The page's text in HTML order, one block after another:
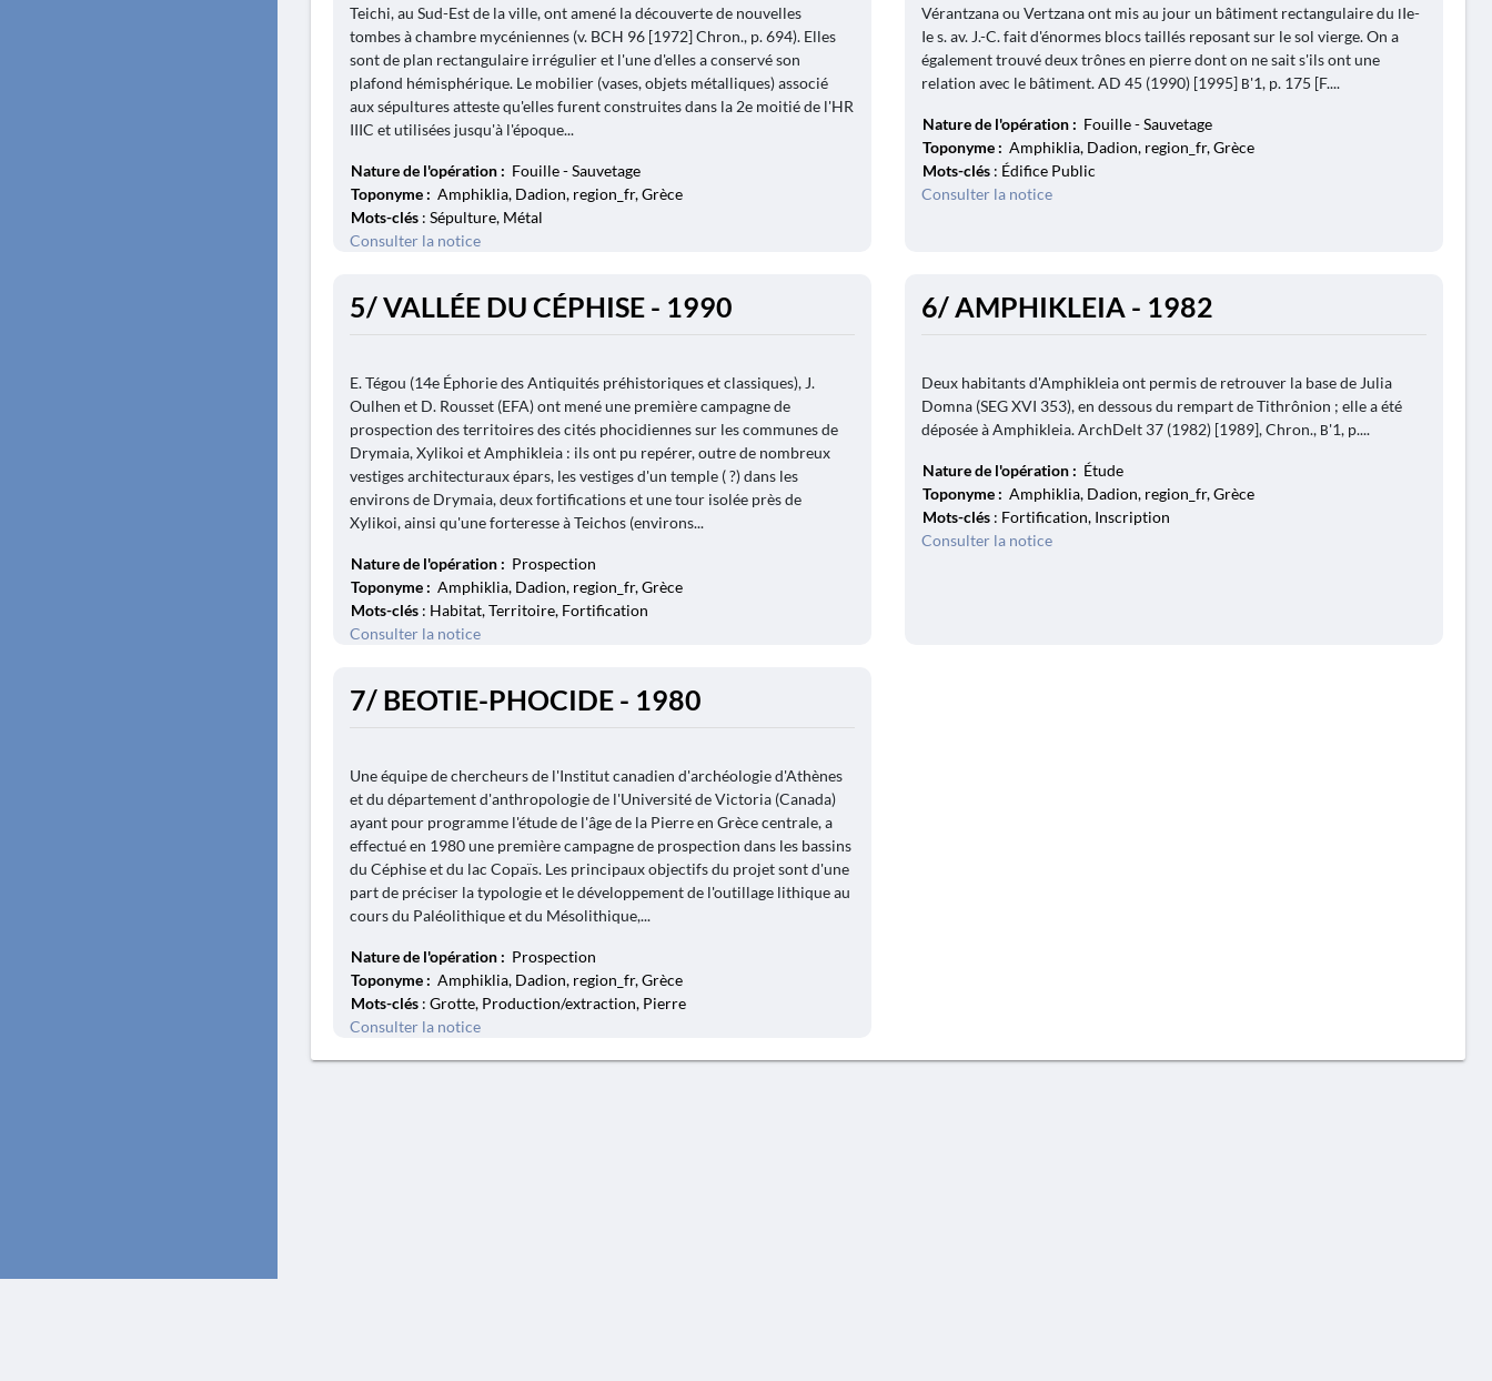
Teichi, au Sud-Est de la ville, ont amené la découverte de nouvelles
tombes à chambre mycéniennes (v. BCH 96 [1972] Chron., p. 694). Elles
sont de plan rectangulaire irrégulier et l'une d'elles a conservé son
plafond hémisphérique. Le mobilier (vases, objets métalliques) associé
aux sépultures atteste qu'elles furent construites dans la 2e moitié de l'HR
IIIC et utilisées jusqu'à l'époque...
Nature de l'opération : Fouille - Sauvetage
Toponyme : Amphiklia, Dadion, region_fr, Grèce
Mots-clés : Sépulture, Métal
Consulter la notice
Vérantzana ou Vertzana ont mis au jour un bâtiment rectangulaire du ΙIe-
Ie s. av. J.-C. fait d'énormes blocs taillés reposant sur le sol vierge. On a
également trouvé deux trônes en pierre dont on ne sait s'ils ont une
relation avec le bâtiment. AD 45 (1990) [1995] Β'1, p. 175 [F....
Nature de l'opération : Fouille - Sauvetage
Toponyme : Amphiklia, Dadion, region_fr, Grèce
Mots-clés : Édifice Public
Consulter la notice
5/ VALLÉE DU CÉPHISE - 1990
E. Tégou (14e Éphorie des Antiquités préhistoriques et classiques), J.
Oulhen et D. Rousset (EFA) ont mené une première campagne de
prospection des territoires des cités phocidiennes sur les communes de
Drymaia, Xylikoi et Amphikleia : ils ont pu repérer, outre de nombreux
vestiges architecturaux épars, les vestiges d'un temple ( ?) dans les
environs de Drymaia, deux fortifications et une tour isolée près de
Xylikoi, ainsi qu'une forteresse à Teichos (environs...
Nature de l'opération : Prospection
Toponyme : Amphiklia, Dadion, region_fr, Grèce
Mots-clés : Habitat, Territoire, Fortification
Consulter la notice
6/ AMPHIKLEIA - 1982
Deux habitants d'Amphikleia ont permis de retrouver la base de Julia
Domna (SEG XVI 353), en dessous du rempart de Tithrônion ; elle a été
déposée à Amphikleia. ArchDelt 37 (1982) [1989], Chron., Β'1, p....
Nature de l'opération : Étude
Toponyme : Amphiklia, Dadion, region_fr, Grèce
Mots-clés : Fortification, Inscription
Consulter la notice
7/ BEOTIE-PHOCIDE - 1980
Une équipe de chercheurs de l'Institut canadien d'archéologie d'Athènes
et du département d'anthropologie de l'Université de Victoria (Canada)
ayant pour programme l'étude de l'âge de la Pierre en Grèce centrale, a
effectué en 1980 une première campagne de prospection dans les bassins
du Céphise et du lac Copaïs. Les principaux objectifs du projet sont d'une
part de préciser la typologie et le développement de l'outillage lithique au
cours du Paléolithique et du Mésolithique,...
Nature de l'opération : Prospection
Toponyme : Amphiklia, Dadion, region_fr, Grèce
Mots-clés : Grotte, Production/extraction, Pierre
Consulter la notice